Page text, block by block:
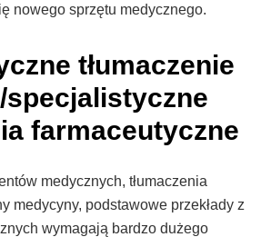
nowego sprzętu medycznego.
tłumaczenie
specjalistyczne
farmaceutyczne
medycznych, tłumaczenia
medycyny, podstawowe przekłady z
wymagają bardzo dużego